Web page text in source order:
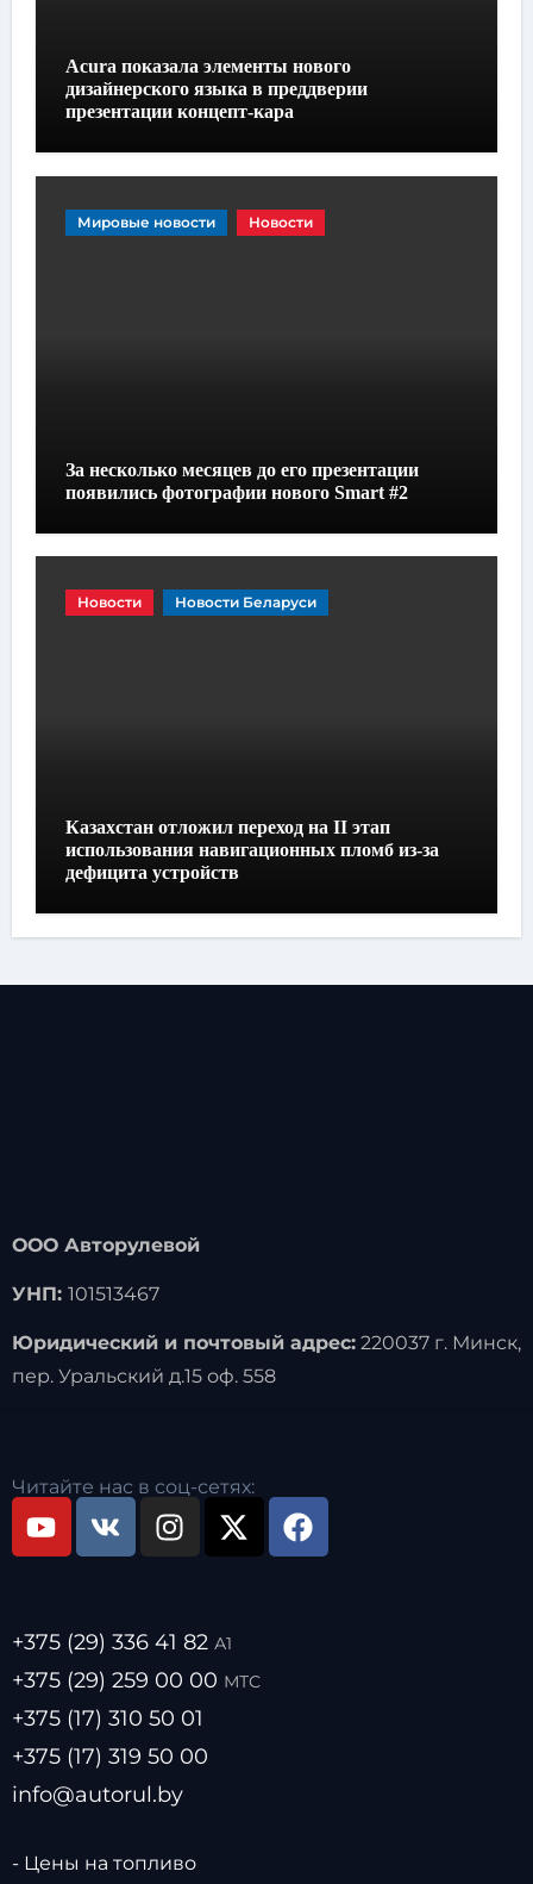
Acura показала элементы нового
дизайнерского языка в преддверии
презентации концепт-кара
Мировые новости Новости
За несколько месяцев до его презентации
появились фотографии нового Smart #2
Новости Новости Беларуси
Казахстан отложил переход на II этап
использования навигационных пломб из-за
дефицита устройств
ООО Авторулевой
УНП: 101513467
Юридический и почтовый адрес:220037 г. Минск,
пер. Уральский д.15 оф. 558
Читайте нас в соц-сетях:
+375 (29) 336 41 82 А1
+375 (29) 259 00 00 МТС
+375 (17) 310 50 01
+375 (17) 319 50 00
info@autorul.by
- Цены на топливо